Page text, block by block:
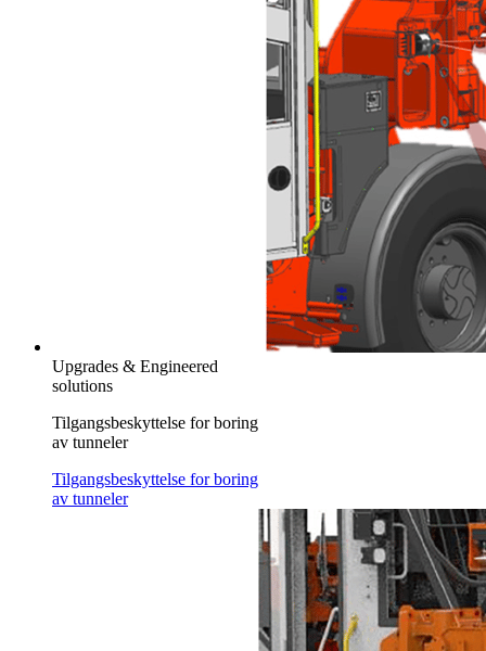
Upgrades & Engineered
solutions
Tilgangsbeskyttelse for boring
av tunneler
Tilgangsbeskyttelse for boring
av tunneler